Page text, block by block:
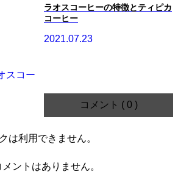
ラオスコーヒーの特徴とティピカ
コーヒー
2021.07.23
コメント ( 0 )
は利用できません。
ントはありません。